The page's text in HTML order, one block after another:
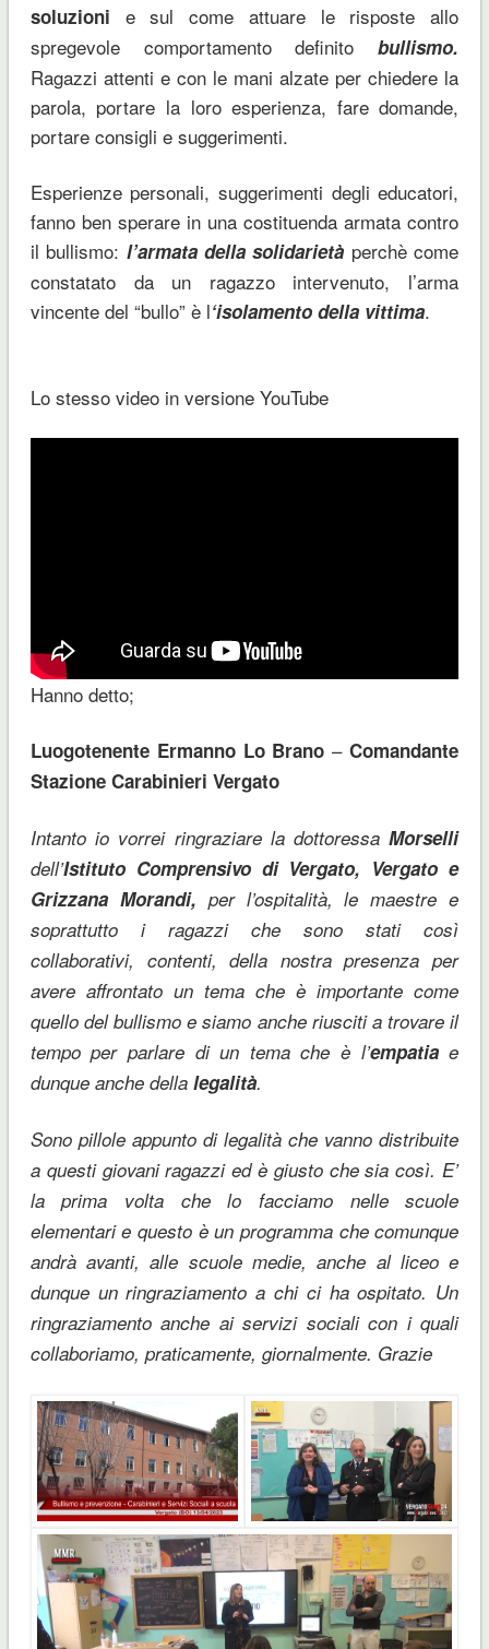
soluzioni e sul come attuare le risposte allo
spregevole comportamento definito bullismo.
Ragazzi attenti e con le mani alzate per chiedere la
parola, portare la loro esperienza, fare domande,
portare consigli e suggerimenti.
Esperienze personali, suggerimenti degli educatori,
fanno ben sperare in una costituenda armata contro
il bullismo: l’armata della solidarietà perchè come
constatato da un ragazzo intervenuto, l’arma
vincente del “bullo” è l‘isolamento della vittima.
Lo stesso video in versione YouTube
Hanno detto;
Luogotenente Ermanno Lo Brano –Comandante
Stazione Carabinieri Vergato
Intanto io vorrei ringraziare la dottoressaMorselli
dell’Istituto Comprensivo di Vergato, Vergato e
Grizzana Morandi, per l’ospitalità, le maestre e
soprattutto i ragazzi che sono stati così
collaborativi, contenti, della nostra presenza per
avere affrontato un tema che è importante come
quello del bullismo e siamo anche riusciti a trovare il
tempo per parlare di un tema che è l’empatiae
dunque anche della legalità.
Sono pillole appunto di legalità che vanno distribuite
a questi giovani ragazzi ed è giusto che sia così. E’
la prima volta che lo facciamo nelle scuole
elementari e questo è un programma che comunque
andrà avanti, alle scuole medie, anche al liceo e
dunque un ringraziamento a chi ci ha ospitato. Un
ringraziamento anche ai servizi sociali con i quali
collaboriamo, praticamente, giornalmente. Grazie